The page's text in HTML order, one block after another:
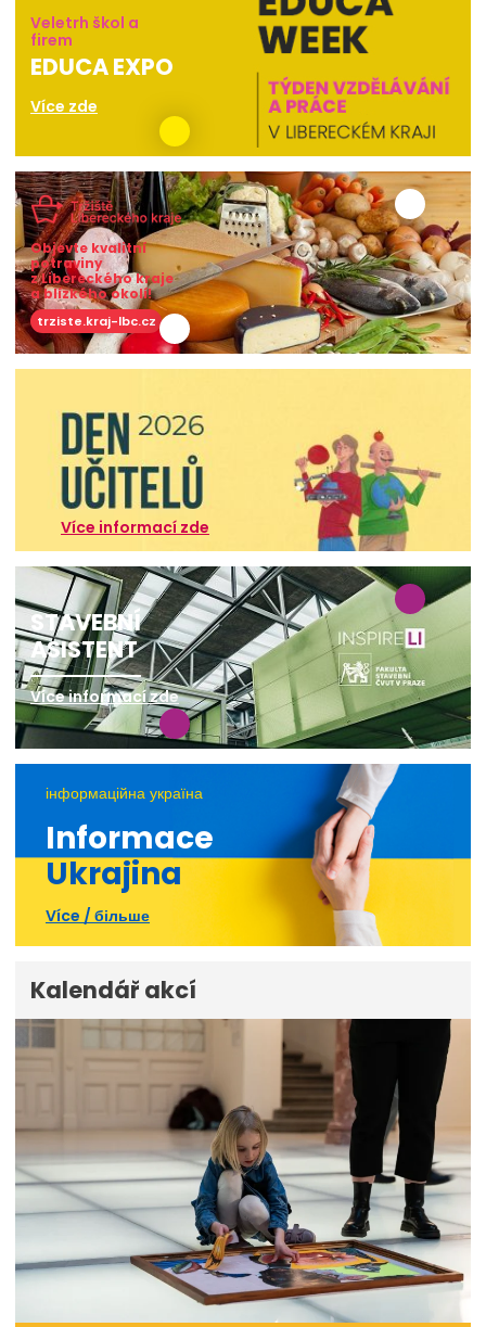
Veletrh škol a
firem
EDUCA EXPO
Více zde
Objevte kvalitní
potraviny
z Libereckého kraje
a blízkého okolí!
trziste.kraj-lbc.cz
Více informací zde
STAVEBNÍ
ASISTENT
Více informací zde
інформаційна україна
Informace
Ukrajina
Více / більше
Kalendář akcí